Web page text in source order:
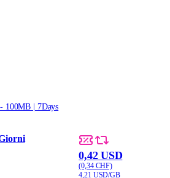
100MB | 7Days
0,42 USD
(0,34 CHF)
4,21 USD/GB